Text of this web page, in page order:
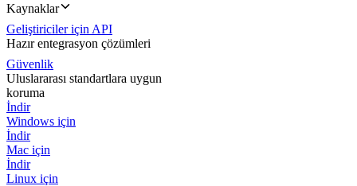
Kaynaklar
Geliştiriciler için API
Hazır entegrasyon çözümleri
Güvenlik
Uluslararası standartlara uygun
koruma
İndir
Windows için
İndir
Mac için
İndir
Linux için